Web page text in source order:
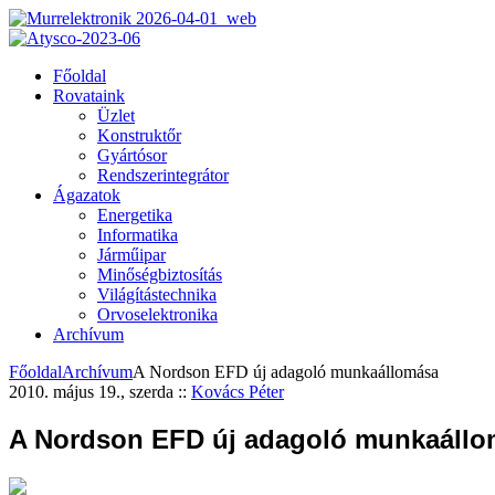
Főoldal
Rovataink
Üzlet
Konstruktőr
Gyártósor
Rendszerintegrátor
Ágazatok
Energetika
Informatika
Járműipar
Minőségbiztosítás
Világítástechnika
Orvoselektronika
Archívum
FőoldalArchívumA Nordson EFD új adagoló munkaállomása
2010. május 19., szerda :: Kovács Péter
A Nordson EFD új adagoló